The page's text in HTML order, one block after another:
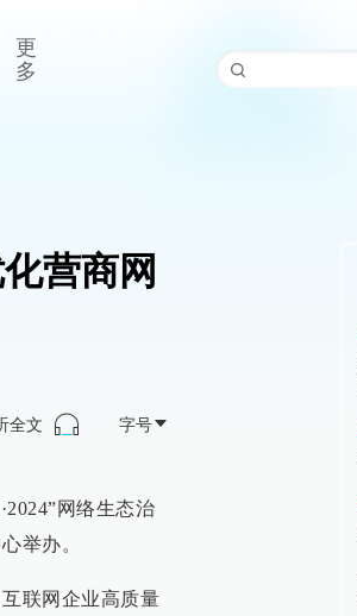
更
多
营商网
全文 字号
网络生态治
举办。
联网企业高质量